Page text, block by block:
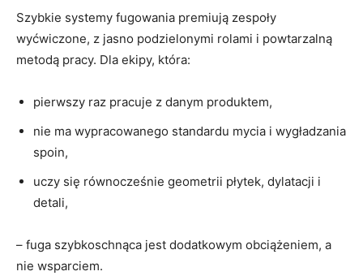
Szybkie systemy fugowania premiują zespoły
wyćwiczone, z jasno podzielonymi rolami i powtarzalną
metodą pracy. Dla ekipy, która:
pierwszy raz pracuje z danym produktem,
nie ma wypracowanego standardu mycia i wygładzania
spoin,
uczy się równocześnie geometrii płytek, dylatacji i
detali,
– fuga szybkoschnąca jest dodatkowym obciążeniem, a
nie wsparciem.